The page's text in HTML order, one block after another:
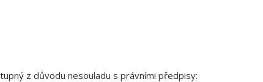
z důvodu nesouladu s právními předpisy: